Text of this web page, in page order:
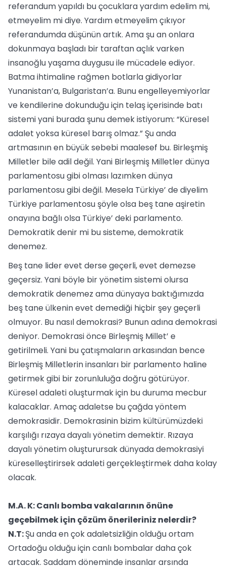
referandum yapıldı bu çocuklara yardım edelim mi,
etmeyelim mi diye. Yardım etmeyelim çıkıyor
referandumda düşünün artık. Ama şu an onlara
dokunmaya başladı bir taraftan açlık varken
insanoğlu yaşama duygusu ile mücadele ediyor.
Batma ihtimaline rağmen botlarla gidiyorlar
Yunanistan’a, Bulgaristan’a. Bunu engelleyemiyorlar
ve kendilerine dokunduğu için telaş içerisinde batı
sistemi yani burada şunu demek istiyorum: “Küresel
adalet yoksa küresel barış olmaz.” Şu anda
artmasının en büyük sebebi maalesef bu. Birleşmiş
Milletler bile adil değil. Yani Birleşmiş Milletler dünya
parlamentosu gibi olması lazımken dünya
parlamentosu gibi değil. Mesela Türkiye’ de diyelim
Türkiye parlamentosu şöyle olsa beş tane aşiretin
onayına bağlı olsa Türkiye’ deki parlamento.
Demokratik denir mi bu sisteme, demokratik
denemez.
Beş tane lider evet derse geçerli, evet demezse
geçersiz. Yani böyle bir yönetim sistemi olursa
demokratik denemez ama dünyaya baktığımızda
beş tane ülkenin evet demediği hiçbir şey geçerli
olmuyor. Bu nasıl demokrasi? Bunun adına demokrasi
deniyor. Demokrasi önce Birleşmiş Millet’ e
getirilmeli. Yani bu çatışmaların arkasından bence
Birleşmiş Milletlerin insanları bir parlamento haline
getirmek gibi bir zorunluluğa doğru götürüyor.
Küresel adaleti oluşturmak için bu duruma mecbur
kalacaklar. Amaç adaletse bu çağda yöntem
demokrasidir. Demokrasinin bizim kültürümüzdeki
karşılığı rızaya dayalı yönetim demektir. Rızaya
dayalı yönetim oluşturursak dünyada demokrasiyi
küreselleştirirsek adaleti gerçekleştirmek daha kolay
olacak.
M.A. K: Canlı bomba vakalarının önüne
geçebilmek için çözüm önerileriniz nelerdir?
N.T:Şu anda en çok adaletsizliğin olduğu ortam
Ortadoğu olduğu için canlı bombalar daha çok
artacak. Saddam döneminde insanlar arsında